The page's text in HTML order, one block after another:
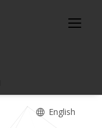
English